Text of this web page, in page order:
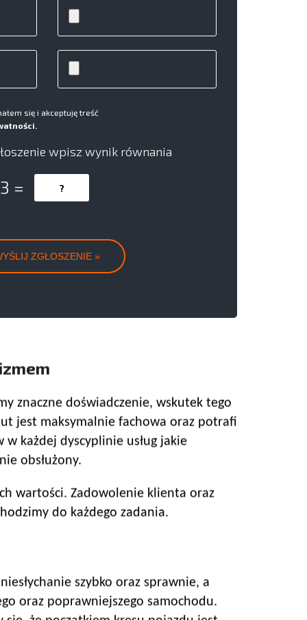
się i akceptuję treść
wpisz wynik równania
=
znaczne doświadczenie, wskutek tego
jest maksymalnie fachowa oraz potrafi
każdej dyscyplinie usług jakie
obsłużony.
wartości. Zadowolenie klienta oraz
do każdego zadania.
szybko oraz sprawnie, a
oraz poprawniejszego samochodu.